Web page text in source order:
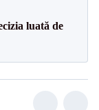
luată de